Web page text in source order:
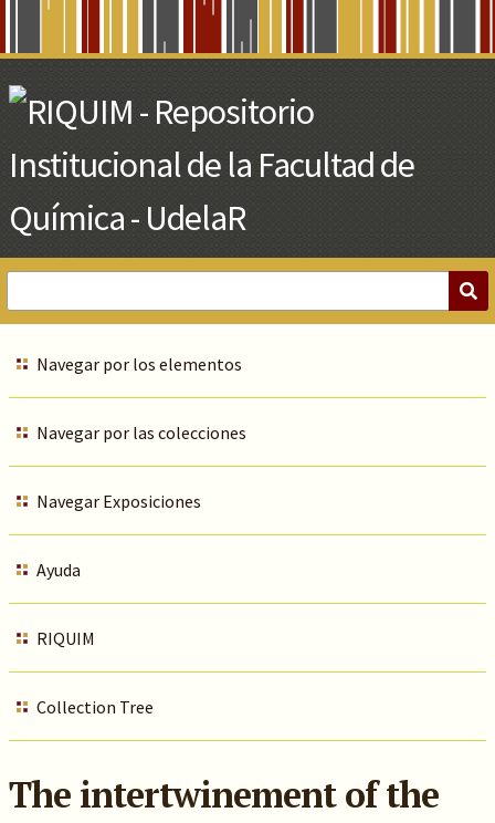
Main
Content
Navegar por los elementos
Navegar por las colecciones
Navegar Exposiciones
Ayuda
RIQUIM
Collection Tree
The intertwinement of the